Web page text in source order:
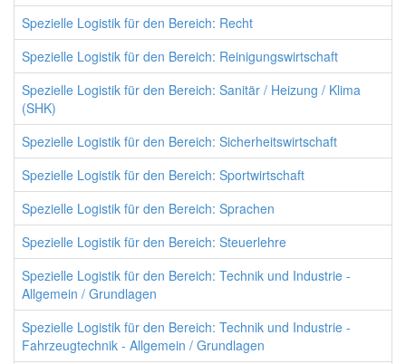
Spezielle Logistik für den Bereich: Recht
Spezielle Logistik für den Bereich: Reinigungswirtschaft
Spezielle Logistik für den Bereich: Sanitär / Heizung / Klima
(SHK)
Spezielle Logistik für den Bereich: Sicherheitswirtschaft
Spezielle Logistik für den Bereich: Sportwirtschaft
Spezielle Logistik für den Bereich: Sprachen
Spezielle Logistik für den Bereich: Steuerlehre
Spezielle Logistik für den Bereich: Technik und Industrie -
Allgemein / Grundlagen
Spezielle Logistik für den Bereich: Technik und Industrie -
Fahrzeugtechnik - Allgemein / Grundlagen